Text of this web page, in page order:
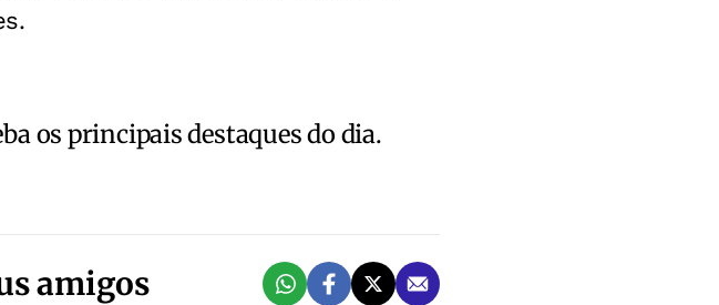
os principais destaques do dia.
amigos